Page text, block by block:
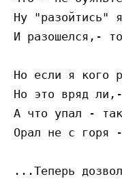
Ну "разойтись"
И разошелся,-
Но если я кого
Но это вряд
А что упал -
Орал не с горя
...Теперь